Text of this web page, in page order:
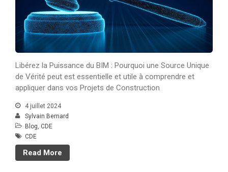
Libérez la Puissance du BIM : Pourquoi une Source Unique
de Vérité peut est essentielle et utile à comprendre et
appliquer dans vos Projets de Construction
4 juillet 2024
Sylvain Bernard
Blog CDE
CDE
Read More